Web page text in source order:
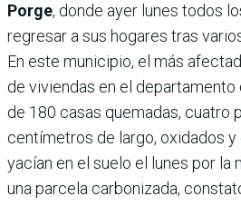
Porge, donde ayer lunes todos
regresar a sus hogares tras
En este municipio, el más
de viviendas en el departamento
de 180 casas quemadas, cuatro
centímetros de largo, oxidados
yacían en el suelo el lunes por la
una parcela carbonizada,